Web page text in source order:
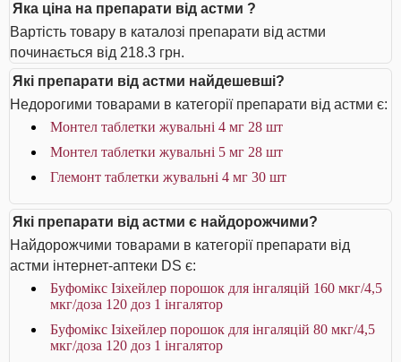
Яка ціна на препарати від астми ?
Вартість товару в каталозі препарати від астми
починається від 218.3 грн.
Які препарати від астми найдешевші?
Недорогими товарами в категорії препарати від астми є:
Монтел таблетки жувальні 4 мг 28 шт
Монтел таблетки жувальні 5 мг 28 шт
Глемонт таблетки жувальні 4 мг 30 шт
Які препарати від астми є найдорожчими?
Найдорожчими товарами в категорії препарати від
астми інтернет-аптеки DS є:
Буфомікс Ізіхейлер порошок для інгаляцій 160 мкг/4,5
мкг/доза 120 доз 1 інгалятор
Буфомікс Ізіхейлер порошок для інгаляцій 80 мкг/4,5
мкг/доза 120 доз 1 інгалятор